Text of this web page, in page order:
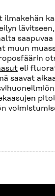
ilmakehän
muun
eli
saavat